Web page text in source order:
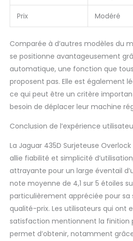
Prix Modéré
Comparée à d’autres modèles du
se positionne avantageusement
automatique, une fonction que
proposent pas. Elle est également
ce qui peut être un critère
besoin de déplacer leur machine
Conclusion de l’expérience
La Jaguar 435D Surjeteuse
allie fiabilité et simplicité
attrayante pour un large éventail
note moyenne de 4,1 sur 5 étoiles
particulièrement appréciée pour sa
qualité-prix. Les utilisateurs qui ont
satisfaction mentionnent la finition
permet d’obtenir, notamment